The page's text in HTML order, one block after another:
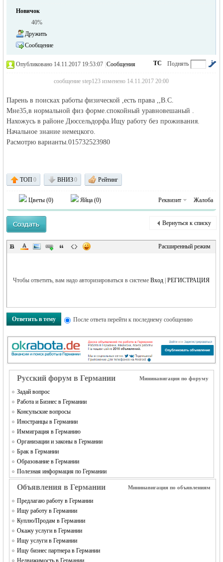
жизнь и
объявления в
Германии -
MEINLAND.
RU
Новичок
40%
Дружить
Сообщение
Поднять
ТС
Опубликовано 14.11.2017 19:53:07 Сообщения
сообщение step123 изменено 14.11.2017 20:00
Парень в поисках работы физической ,есть права ,,B.C.
Мне35,в нормальной физ форме.спокойный уравновешаный .
Нахожусь в районе Дюссельдорфа.Ищу работу без проживания.
Начальное знание немецкого.
Расмотрю варианты.015732523980
ТОП0 ВНИЗ0 Рейтинг
Цветы (0) Яйца (0) Реквизит Жалоба
Вернуться к списку
Расширенный режим
Чтобы ответить, вам надо авторизироваться в системеВход |РЕГИСТРАЦИЯ
Ответить в тему После ответа перейти к последнему сообщению
Русский форум в Германии Мининавигация по форуму
Задай вопрос
Работа и Бизнес в Германии
Консульские вопросы
Иностранцы в Германии
Иммиграция в Германию
Организации и законы в Германии
Брак в Германии
Образование в Германии
Полезная информация по Германии
Объявления в Германии Мининавигация по объявлениям
Предлагаю работу в Германии
Ищу работу в Германии
Куплю/Продам в Германии
Окажу услуги в Германии
Ищу услуги в Германии
Ищу бизнес партнера в Германии
Недвижимость в Германии